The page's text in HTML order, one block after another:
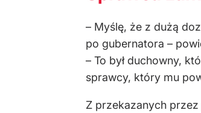
– Myślę, że z dużą
po gubernatora –
– To był duchowny,
sprawcy, który mu
Z przekazanych